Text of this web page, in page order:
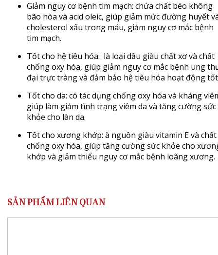
Giảm nguy cơ bệnh tim mạch: chứa chất béo không
bão hòa và acid oleic, giúp giảm mức đường huyết
cholesterol xấu trong máu, giảm nguy cơ mắc bệnh
tim mạch.
Tốt cho hệ tiêu hóa: là loại dầu giàu chất xơ và chất
chống oxy hóa, giúp giảm nguy cơ mắc bệnh ung
đại trực tràng và đảm bảo hệ tiêu hóa hoạt động
Tốt cho da: có tác dụng chống oxy hóa và kháng
giúp làm giảm tình trạng viêm da và tăng cường sức
khỏe cho làn da.
Tốt cho xương khớp: à nguồn giàu vitamin E và chất
chống oxy hóa, giúp tăng cường sức khỏe cho
khớp và giảm thiểu nguy cơ mắc bệnh loãng xương.
SẢN PHẨM LIÊN QUAN